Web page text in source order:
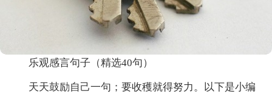
乐观感言句子（精选40句）
天天鼓励自己一句；要收穫就得努力。以下是小编